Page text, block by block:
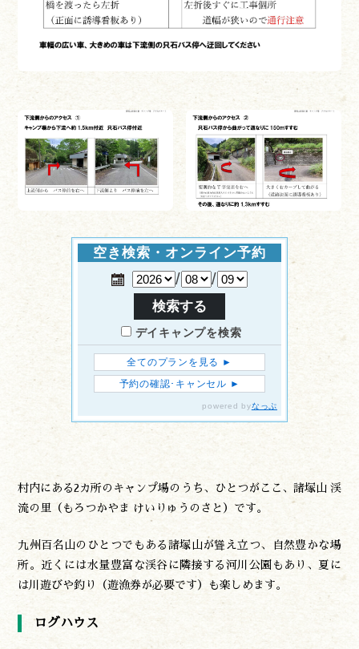
村内にある2カ所のキャンプ場のうち、ひとつがここ、諸塚山 渓
流の里（もろつかやま けいりゅうのさと）です。
九州百名山のひとつでもある諸塚山が聳え立つ、自然豊かな場
所。近くには水量豊富な渓谷に隣接する河川公園もあり、夏に
は川遊びや釣り（遊漁券が必要です）も楽しめます。
ログハウス